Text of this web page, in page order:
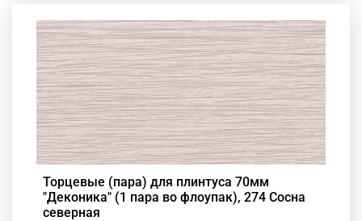
Торцевые (пара) для плинтуса 70мм
"Деконика" (1 пара во флоупак), 274 Сосна
северная